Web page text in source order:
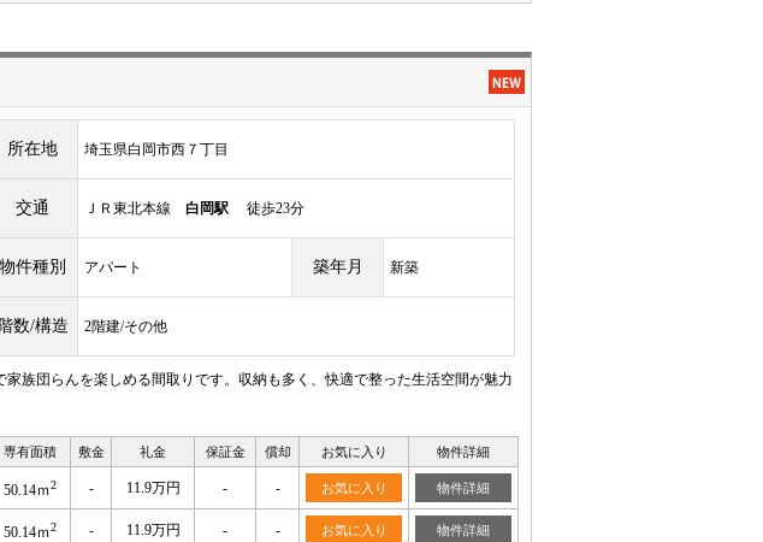
所在地 埼玉県白岡市西７丁目
交通 ＪＲ東北本線 白岡駅 徒歩23分
物件種別 アパート 築年月 新築
階数/構造 2階建/その他
族団らんを楽しめる間取りです。収納も多く、快適で整った生活空間が魅力
専有面積 敷金 礼金 保証金 償却 お気に入り 物件詳細
50.14ｍ2 - 11.9万円 - - お気に入り 物件詳細
50.14ｍ2 - 11.9万円 - - お気に入り 物件詳細